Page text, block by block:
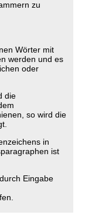
zu
Wörter mit
werden und es
oder
die
so wird die
in
ist
Eingabe